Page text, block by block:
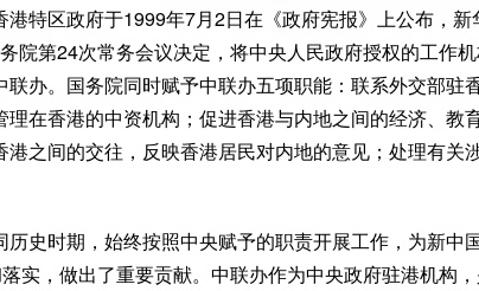
特区政府于1999年7月2日在《政府宪报》上公布，新
院第24次常务会议决定，将中央人民政府授权的工作
办。国务院同时赋予中联办五项职能：联系外交部驻
在香港的中资机构；促进香港与内地之间的经济、教
之间的交往，反映香港居民对内地的意见；处理有关
史时期，始终按照中央赋予的职责开展工作，为新中
实，做出了重要贡献。中联办作为中央政府驻港机构